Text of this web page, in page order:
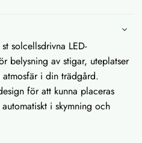
solcellsdrivna LED-
belysning av stigar, uteplatser
i din trädgård.
för att kunna placeras
i skymning och